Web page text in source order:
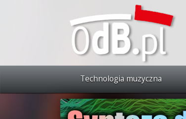
Technologia muzyczna